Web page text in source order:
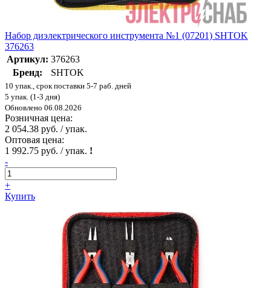
Набор диэлектрического инструмента №1 (07201) SHTOK
376263
Артикул: 376263
Бренд:
SHTOK
10 упак., срок поставки 5-7 раб. дней
5 упак. (1-3 дня)
Обновлено 06.08.2026
Розничная цена:
2 054.38 руб. / упак.
Оптовая цена:
1 992.75 руб. / упак. !
-
+
Купить